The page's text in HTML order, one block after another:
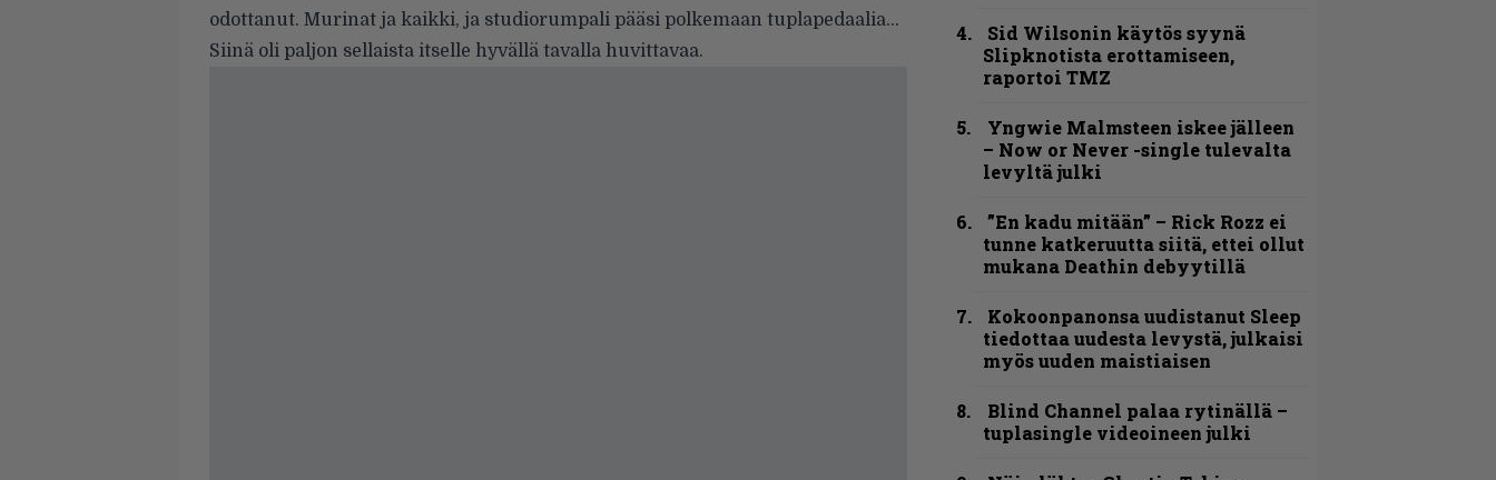
odottanut. Murinat ja kaikki, ja studiorumpali pääsi polkemaan tuplapedaalia…
Siinä oli paljon sellaista itselle hyvällä tavalla huvittavaa.
Sid Wilsonin käytös syynä
Slipknotista erottamiseen,
raportoi TMZ
Yngwie Malmsteen iskee jälleen
– Now or Never -single tulevalta
levyltä julki
”En kadu mitään” – Rick Rozz ei
tunne katkeruutta siitä, ettei ollut
mukana Deathin debyytillä
Kokoonpanonsa uudistanut Sleep
tiedottaa uudesta levystä, julkaisi
myös uuden maistiaisen
Blind Channel palaa rytinällä –
tuplasingle videoineen julki